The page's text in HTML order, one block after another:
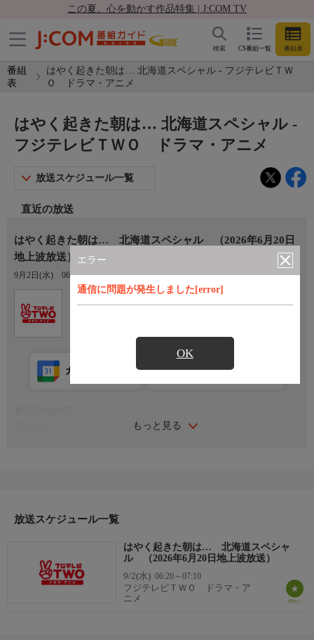
この夏、心を動かす作品特集 | J:COM TV
CS番組一覧 番組表
検索
番組
表
はやく起きた朝は… 北海道スペシャル - フジテレビＴＷ
Ｏ ドラマ・アニメ
エラー
通信に問題が発生しました[error]
OK
はやく起きた朝は… 北海道スペシャル -
フジテレビＴＷＯ ドラマ・アニメ
放送スケジュール一覧
直近の放送
はやく起きた朝は… 北海道スペシャル （2026年6月20日
地上波放送）
9月2日(水) 06:20〜07:10
Ch.754
フジテレビＴＷＯ ドラマ・アニ
もっと見る
カレンダー登録 アプリ視聴
ら体験してきた「今だから話せる身近なエピソードや裏話」を交
放送スケジュール一覧
はやく起きた朝は… 北海道スペシャ
ル （2026年6月20日地上波放送）
9/2(水) 06:20～07:10
フジテレビＴＷＯ ドラマ・ア
ニメ